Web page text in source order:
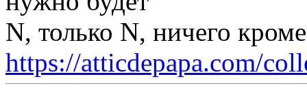
N, только N, ничего
https://atticdepapa.com/